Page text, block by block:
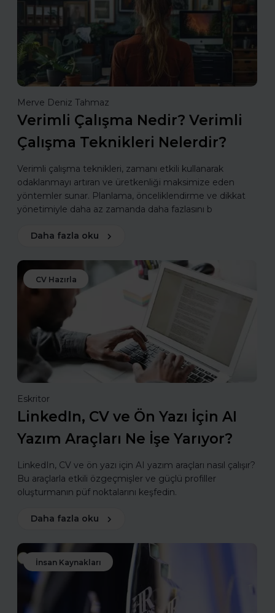
Merve Deniz Tahmaz
Verimli Çalışma Nedir? Verimli
Çalışma Teknikleri Nelerdir?
Verimli çalışma teknikleri, zamanı etkili kullanarak
odaklanmayı artıran ve üretkenliği maksimize eden
yöntemler sunar. Planlama, önceliklendirme ve dikkat
yönetimiyle daha az zamanda daha fazlasını b
Daha fazla oku
CV Hazırla
Eskritor
LinkedIn, CV ve Ön Yazı İçin AI
Yazım Araçları Ne İşe Yarıyor?
LinkedIn, CV ve ön yazı için AI yazım araçları nasıl çalışır?
Bu araçlarla etkili özgeçmişler ve güçlü profiller
oluşturmanın püf noktalarını keşfedin.
Daha fazla oku
İnsan Kaynakları